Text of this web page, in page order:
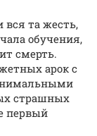
вся та жесть,
обучения,
смерть.
арок с
страшных
первый